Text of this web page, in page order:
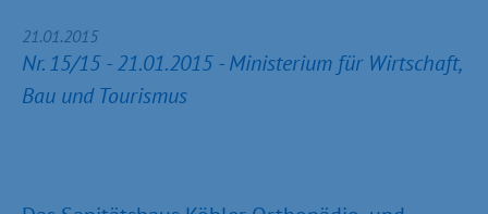
21.01.2015
Nr. 15/15 - 21.01.2015 - Ministerium für Wirtschaft,
Bau und Tourismus